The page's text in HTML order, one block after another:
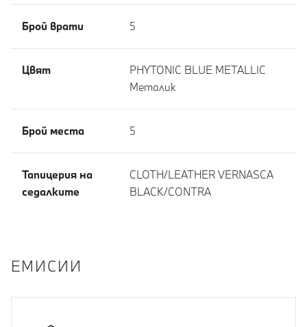
Брой врати 5
Цвят
PHYTONIC BLUE METALLIC
Meталик
Брой места 5
Тапицерия на
седалките
CLOTH/LEATHER VERNASCA
BLACK/CONTRA
EМИСИИ